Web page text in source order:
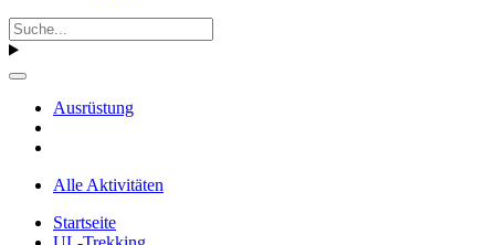
Ausrüstung
Alle Aktivitäten
Startseite